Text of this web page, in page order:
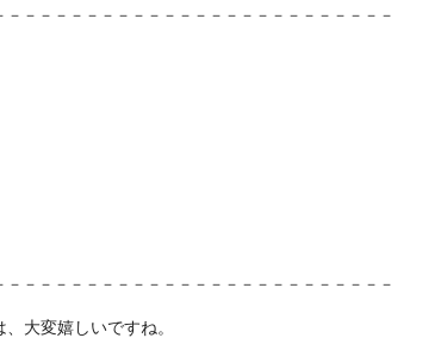
－－－－－－－－－－－－－－－－－－－－－－－－
－－－－－－－－－－－－－－－－－－－－－－－－
大変嬉しいですね。